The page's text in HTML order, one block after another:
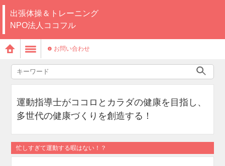
出張体操＆トレーニング
NPO法人ココフル
お問い合わせ
運動指導士がココロとカラダの健康を目指し、
多世代の健康づくりを創造する！
忙しすぎて運動する暇はない！？